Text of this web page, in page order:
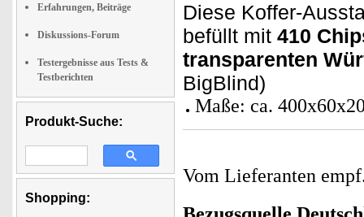
Erfahrungen, Beiträge
Diskussions-Forum
Testergebnisse aus Tests &
Testberichten
Produkt-Suche:
Shopping:
Diese Koffer-
befüllt mit 410
transparenten
BigBlind)
Maße: ca.
Vom Lieferanten